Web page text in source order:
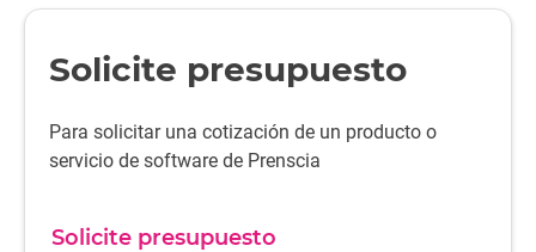
Solicite presupuesto
Para solicitar una cotización de un producto o
servicio de software de Prenscia
Solicite presupuesto